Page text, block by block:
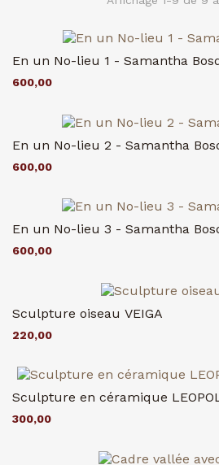
En un No-lieu 1 - Samantha
600,00
En un No-lieu 2 - Samantha
600,00
En un No-lieu 3 - Samantha
600,00
Sculpture oiseau VEIGA
220,00
Sculpture en céramique
300,00